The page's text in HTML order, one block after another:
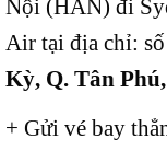
Nội (HAN) đi
Air tại địa chỉ: số
Kỳ, Q. Tân
+ Gửi vé bay